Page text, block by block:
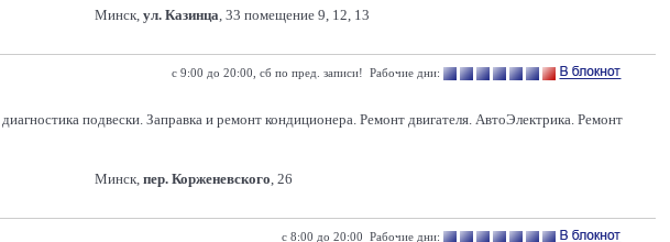
Минск, ул. Казинца, 33 помещение 9, 12, 13
с 9:00 до 20:00, сб по пред. записи! Рабочие дни:
подвески. Заправка и ремонт кондиционера. Ремонт двигателя. АвтоЭлектрика. Ремонт
Минск, пер. Корженевского, 26
с 8:00 до 20:00 Рабочие дни: